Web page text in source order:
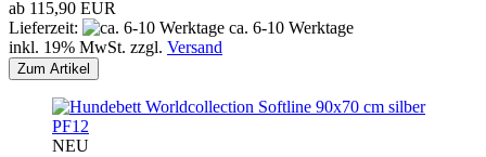
ab 115,90 EUR
Lieferzeit:
ca. 6-10 Werktage
inkl. 19% MwSt. zzgl. Versand
Zum Artikel
PF12
NEU